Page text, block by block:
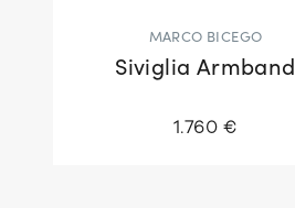
MARCO BICEGO
Siviglia Armband
1.760 €